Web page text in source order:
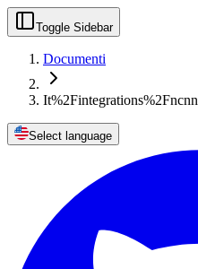
Toggle Sidebar
Documenti
It%2Fintegrations%2Fncnn
Select language